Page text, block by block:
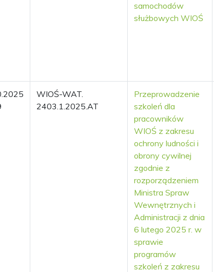
samochodów
służbowych WIOŚ
WIOŚ-WAT.
2403.1.2025.AT
Przeprowadzenie
szkoleń dla
pracowników
WIOŚ z zakresu
ochrony ludności i
obrony cywilnej
zgodnie z
rozporządzeniem
Ministra Spraw
Wewnętrznych i
Administracji z dnia
6 lutego 2025 r. w
sprawie
programów
szkoleń z zakresu